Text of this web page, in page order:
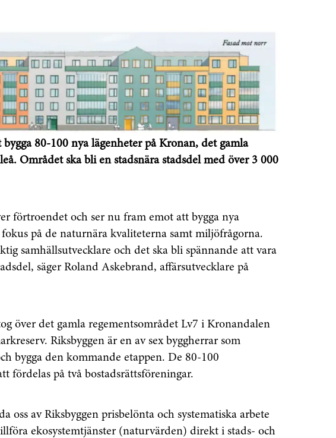
80-100 nya lägenheter på Kronan, det gamla
Området ska bli en stadsnära stadsdel med över 3 000
förtroendet och ser nu fram emot att bygga nya
på de naturnära kvaliteterna samt miljöfrågorna.
samhällsutvecklare och det ska bli spännande att vara
säger Roland Askebrand, affärsutvecklare på
över det gamla regementsområdet Lv7 i Kronandalen
Riksbyggen är en av sex byggherrar som
bygga den kommande etappen. De 80-100
fördelas på två bostadsrättsföreningar.
oss av Riksbyggen prisbelönta och systematiska arbete
ekosystemtjänster (naturvärden) direkt i stads- och